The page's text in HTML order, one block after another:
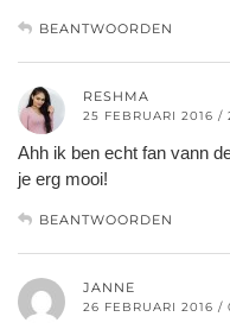
BEANTWOORDEN
RESHMA
25 FEBRUARI 2016 /
Ahh ik ben echt fan vann
je erg mooi!
BEANTWOORDEN
JANNE
26 FEBRUARI 2016 /